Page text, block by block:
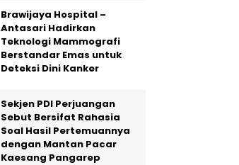
Brawijaya Hospital –
Antasari Hadirkan
Teknologi Mammografi
Berstandar Emas untuk
Deteksi Dini Kanker
Sekjen PDI Perjuangan
Sebut Bersifat Rahasia
Soal Hasil Pertemuannya
dengan Mantan Pacar
Kaesang Pangarep